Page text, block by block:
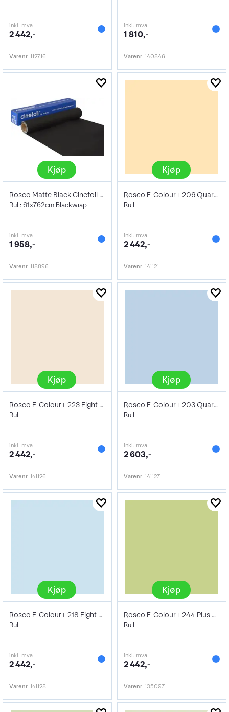
inkl. mva
2 442,-
Varenr 112716
inkl. mva
1 810,-
Varenr 140846
Kjøp
Rosco Matte Black Cinefoil 24" x 25'
Rull: 61x762cm Blackwrap
inkl. mva
1 958,-
Varenr 118896
Kjøp
Rosco E-Colour+ 206 Quarter CTO
Rull
inkl. mva
2 442,-
Varenr 141121
Kjøp
Rosco E-Colour+ 223 Eight CTO
Rull
inkl. mva
2 442,-
Varenr 141126
Kjøp
Rosco E-Colour+ 203 Quarter CTB
Rull
inkl. mva
2 603,-
Varenr 141127
Kjøp
Rosco E-Colour+ 218 Eight CTB
Rull
inkl. mva
2 442,-
Varenr 141128
Kjøp
Rosco E-Colour+ 244 Plus Green
Rull
inkl. mva
2 442,-
Varenr 135097